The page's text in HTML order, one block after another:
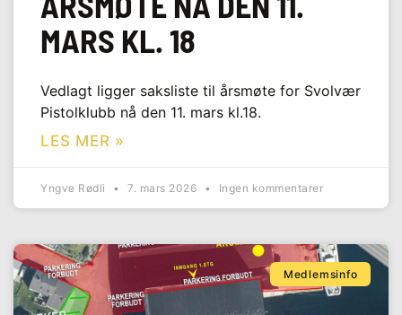
MARS KL. 18
Vedlagt ligger saksliste til årsmøte for Svolvær
Pistolklubb nå den 11. mars kl.18.
LES MER »
Yngve Rødli 7. mars 2026 Ingen kommentarer
Medlemsinfo